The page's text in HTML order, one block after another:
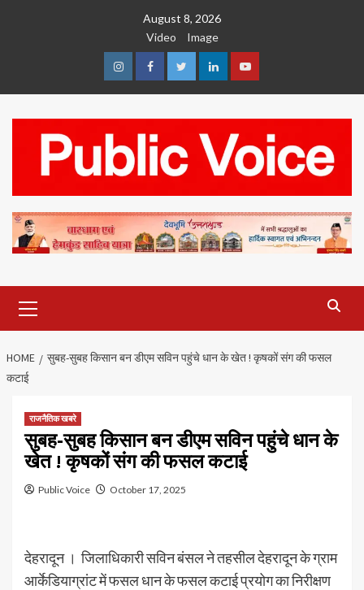
August 8, 2026
Video
Image
InstagramFacebookTwitterLinkedinYoutube
Menu
HOME
सुबह-सुबह किसान बन डीएम सविन पहुंचे धान के खेत ! कृषकों संग की फसल
कटाई
राजनैतिक खबरे
सुबह-सुबह किसान बन डीएम सविन पहुंचे धान के
खेत ! कृषकों संग की फसल कटाई
Public Voice October 17, 2025
देहरादून । जिलाधिकारी सविन बंसल ने तहसील देहरादून के ग्राम
आर्केडियाग्रांट में फसल धान के फसल कटाई प्रयोग का निरीक्षण